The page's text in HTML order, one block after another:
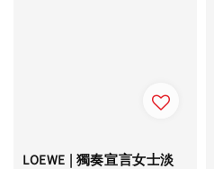
LOEWE | 獨奏宣言女士淡